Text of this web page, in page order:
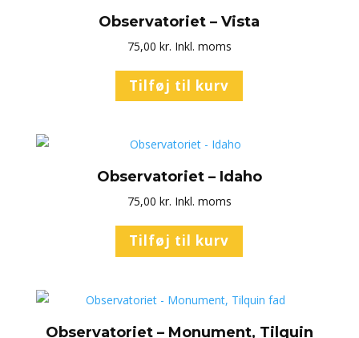
Observatoriet – Vista
75,00 kr. Inkl. moms
Tilføj til kurv
Observatoriet – Idaho
75,00 kr. Inkl. moms
Tilføj til kurv
Observatoriet – Monument, Tilquin